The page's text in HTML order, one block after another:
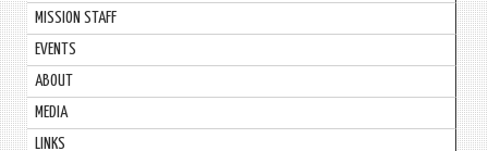
MISSION STAFF
EVENTS
ABOUT
MEDIA
LINKS